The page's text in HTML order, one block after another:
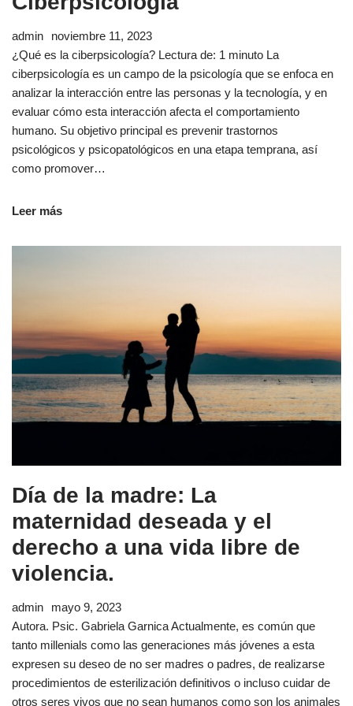
admin
noviembre 11, 2023
¿Qué es la ciberpsicología? Lectura de: 1 minuto La
ciberpsicología es un campo de la psicología que se enfoca en
analizar la interacción entre las personas y la tecnología, y en
evaluar cómo esta interacción afecta el comportamiento
humano. Su objetivo principal es prevenir trastornos
psicológicos y psicopatológicos en una etapa temprana, así
como promover…
Leer más
Día de la madre: La
maternidad deseada y el
derecho a una vida libre de
violencia.
admin
mayo 9, 2023
Autora. Psic. Gabriela Garnica Actualmente, es común que
tanto millenials como las generaciones más jóvenes a esta
expresen su deseo de no ser madres o padres, de realizarse
procedimientos de esterilización definitivos o incluso cuidar de
otros seres vivos que no sean humanos como son los animales